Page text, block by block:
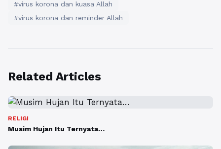
#virus korona dan kuasa Allah
#virus korona dan reminder Allah
Related Articles
RELIGI
Musim Hujan Itu Ternyata…